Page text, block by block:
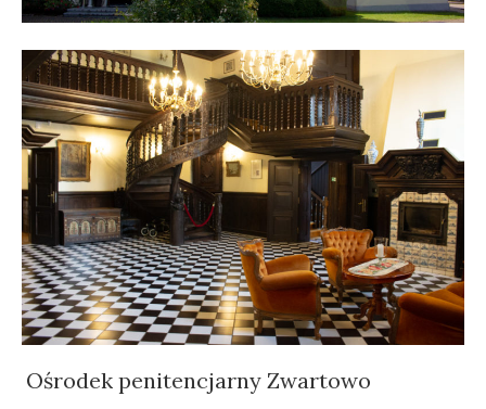
Ośrodek penitencjarny Zwartowo